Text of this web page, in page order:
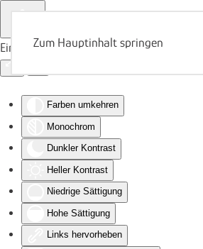
Eingabehilfen öffnen
Farben umkehren
Monochrom
Dunkler Kontrast
Heller Kontrast
Niedrige Sättigung
Hohe Sättigung
Links hervorheben
Zum Hauptinhalt springen